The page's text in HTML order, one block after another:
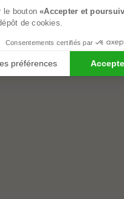
le bouton«Accepter et
de cookies.
Consentements certifiés par
préférences